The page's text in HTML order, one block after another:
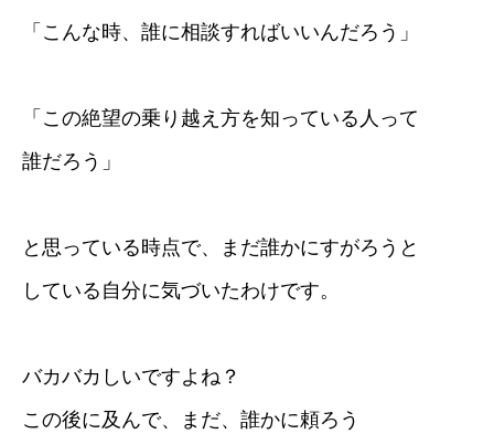
「こんな時、誰に相談すればいいんだろう」
「この絶望の乗り越え方を知っている人って
誰だろう」
と思っている時点で、まだ誰かにすがろうと
している自分に気づいたわけです。
バカバカしいですよね？
この後に及んで、まだ、誰かに頼ろう